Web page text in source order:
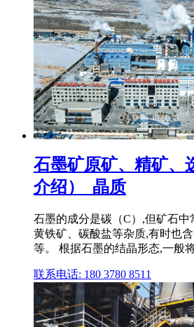
石墨矿原矿、精矿、
介绍）_晶质
石墨的成分是碳（C）,但矿石
黄铁矿、碳酸盐等杂质,有时也
等。 根据石墨的结晶形态,一般
联系电话: 180 3780 8511